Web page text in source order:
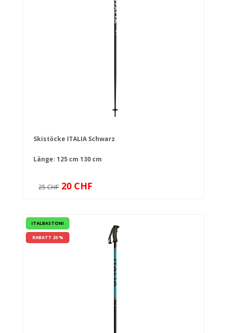
Skistöcke ITALIA Schwarz
Länge: 125 cm 130 cm
25 CHF 20 CHF
ITALBASTONI
RABATT 20 %